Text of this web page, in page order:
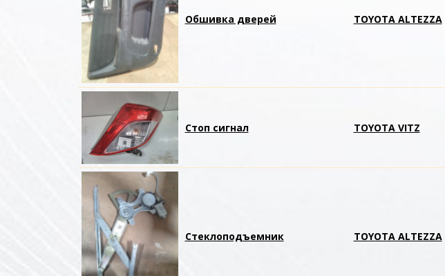
Обшивка дверей TOYOTA ALTEZZA
Стоп сигнал TOYOTA VITZ
Стеклоподъемник TOYOTA ALTEZZA